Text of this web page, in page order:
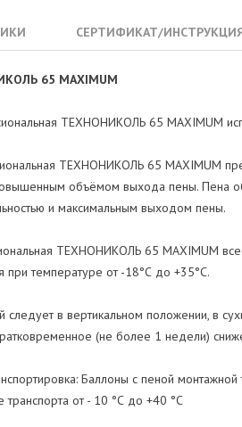
СЕРТИФИКАТ/
65 MAXIMUM
ТЕХНОНИКОЛЬ 65 MAXIMUM
ТЕХНОНИКОЛЬ 65 MAXIMUM
объёмом выхода пены. Пена
и максимальным выходом пены.
ТЕХНОНИКОЛЬ 65 MAXIMUM
температуре от -18°С до +35°С.
следует в вертикальном положении, в
(не более 1 недели)
Баллоны с пеной
от - 10 °С до +40 °С